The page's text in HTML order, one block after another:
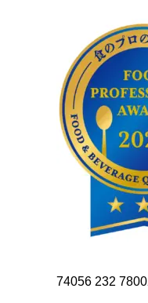
74056 232